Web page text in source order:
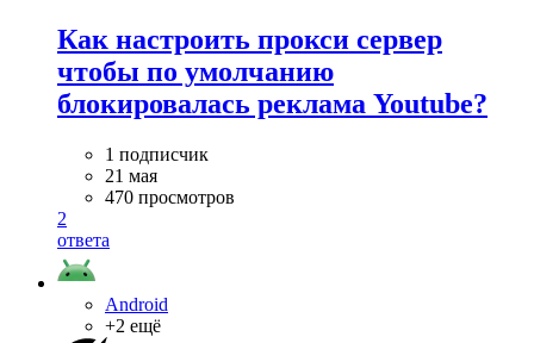
Как настроить прокси сервер
чтобы по умолчанию
блокировалась реклама Youtube?
1 подписчик
21 мая
470 просмотров
2
ответа
Android
+2 ещё